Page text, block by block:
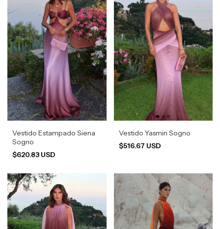
Vestido Estampado Siena
Sogno
$620.83 USD
Vestido Yasmin Sogno
$516.67 USD